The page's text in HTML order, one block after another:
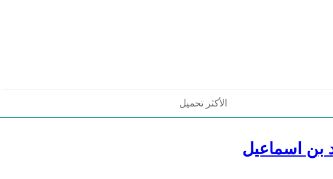
الأكثر تحميل
بن اسماعيل